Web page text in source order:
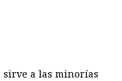
sirve a las minorías